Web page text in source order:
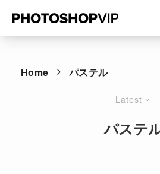
Home パステル
Latest
パステ